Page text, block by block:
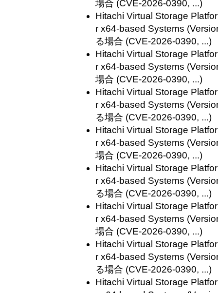
場合 (CVE-2026-0390, ...)
Hitachi Virtual Storage
r x64-based Systems
る場合 (CVE-2026-0390, ...)
Hitachi Virtual Storage
r x64-based Systems
場合 (CVE-2026-0390, ...)
Hitachi Virtual Storage
r x64-based Systems
る場合 (CVE-2026-0390, ...)
Hitachi Virtual Storage
r x64-based Systems
場合 (CVE-2026-0390, ...)
Hitachi Virtual Storage
r x64-based Systems
る場合 (CVE-2026-0390, ...)
Hitachi Virtual Storage
r x64-based Systems
場合 (CVE-2026-0390, ...)
Hitachi Virtual Storage
r x64-based Systems
る場合 (CVE-2026-0390, ...)
Hitachi Virtual Storage